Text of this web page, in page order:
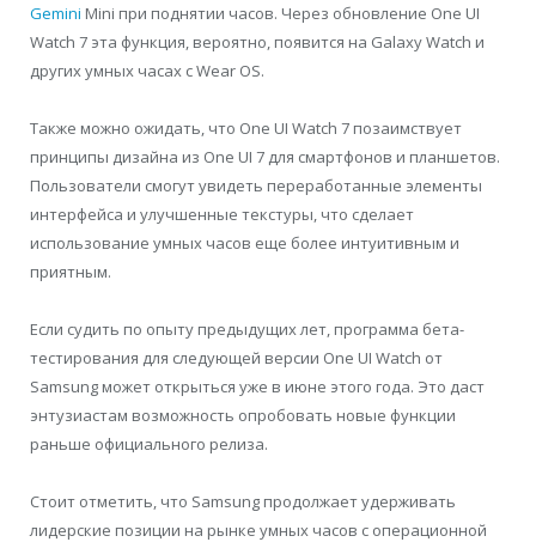
Gemini Mini при поднятии часов. Через обновление One UI
Watch 7 эта функция, вероятно, появится на Galaxy Watch и
других умных часах с Wear OS.
Также можно ожидать, что One UI Watch 7 позаимствует
принципы дизайна из One UI 7 для смартфонов и планшетов.
Пользователи смогут увидеть переработанные элементы
интерфейса и улучшенные текстуры, что сделает
использование умных часов еще более интуитивным и
приятным.
Если судить по опыту предыдущих лет, программа бета-
тестирования для следующей версии One UI Watch от
Samsung может открыться уже в июне этого года. Это даст
энтузиастам возможность опробовать новые функции
раньше официального релиза.
Стоит отметить, что Samsung продолжает удерживать
лидерские позиции на рынке умных часов с операционной